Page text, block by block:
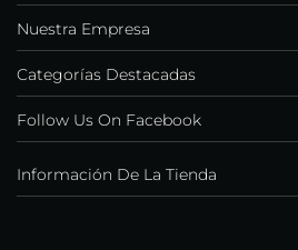
Información De La Tienda
Nuestra Empresa
Categorías Destacadas
Follow Us On Facebook